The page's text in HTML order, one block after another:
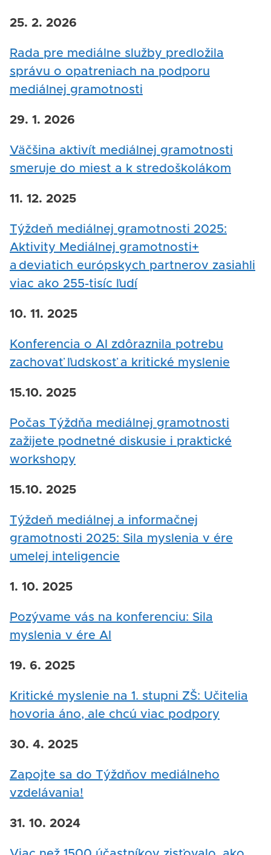
25. 2. 2026
Rada pre mediálne služby predložila
správu o opatreniach na podporu
mediálnej gramotnosti
29. 1. 2026
Väčšina aktivít mediálnej gramotnosti
smeruje do miest a k stredoškolákom
11. 12. 2025
Týždeň mediálnej gramotnosti 2025:
Aktivity Mediálnej gramotnosti+
a deviatich európskych partnerov zasiahli
viac ako 255-tisíc ľudí
10. 11. 2025
Konferencia o AI zdôraznila potrebu
zachovať ľudskosť a kritické myslenie
15.10. 2025
Počas Týždňa mediálnej gramotnosti
zažijete podnetné diskusie i praktické
workshopy
15.10. 2025
Týždeň mediálnej a informačnej
gramotnosti 2025: Sila myslenia v ére
umelej inteligencie
1. 10. 2025
Pozývame vás na konferenciu: Sila
myslenia v ére AI
19. 6. 2025
Kritické myslenie na 1. stupni ZŠ: Učitelia
hovoria áno, ale chcú viac podpory
30. 4. 2025
Zapojte sa do Týždňov mediálneho
vzdelávania!
31. 10. 2024